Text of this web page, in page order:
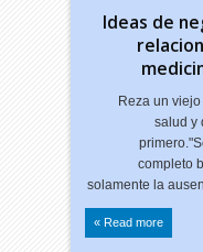
40 Ideas de
Reza un
salud y
completo
solamente la
Read more »